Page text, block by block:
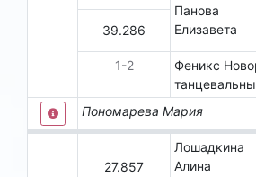
Панова
Елизавета
39.286
1-2 Феникс
Пономарева Мария
Лошадкина
Алина
27.857